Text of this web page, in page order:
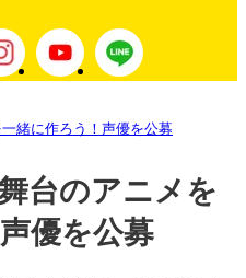
緒に作ろう！声優を公募
台のアニメを
優を公募